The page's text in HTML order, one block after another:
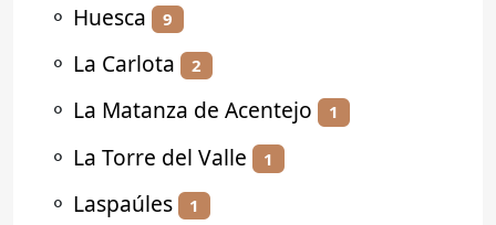
⚬ Huesca 9
⚬ La Carlota 2
⚬ La Matanza de Acentejo 1
⚬ La Torre del Valle 1
⚬ Laspaúles 1